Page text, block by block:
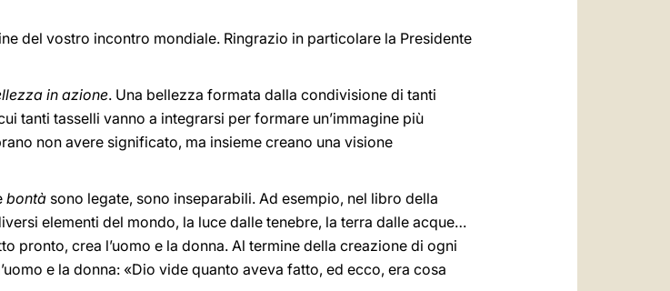
del vostro incontro mondiale. Ringrazio in particolare la Presidente
in azione. Una bellezza formata dalla condivisione di tanti
tanti tasselli vanno a integrarsi per formare un’immagine più
non avere significato, ma insieme creano una visione
bontà sono legate, sono inseparabili. Ad esempio, nel libro della
elementi del mondo, la luce dalle tenebre, la terra dalle acque…
pronto, crea l’uomo e la donna. Al termine della creazione di ogni
e la donna: «Dio vide quanto aveva fatto, ed ecco, era cosa